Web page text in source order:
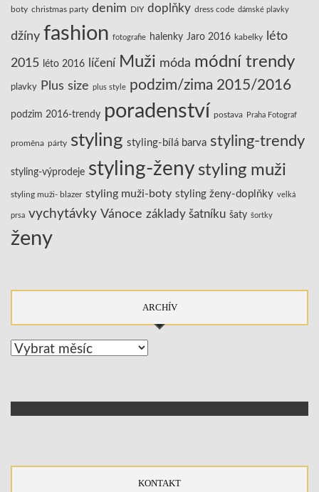
boty christmas party denim DIY doplňky dress code dámské plavky
džíny fashion fotografie halenky Jaro 2016 kabelky léto
2015 léto 2016 líčení Muži móda módní trendy
plavky Plus size plus style podzim/zima 2015/2016
podzim 2016-trendy poradenství postava Praha Fotograf
proměna párty styling styling-bílá barva styling-trendy
styling-výprodeje styling-ženy styling muži
styling muži- blazer styling muži-boty styling ženy-doplňky velká
prsa vychytávky Vánoce základy šatníku šaty šortky
ženy
ARCHÍV
Archív
KONTAKT